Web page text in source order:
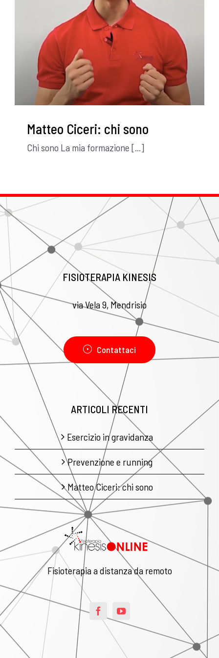
Matteo Ciceri: chi sono
Chi sono La mia formazione [...]
FISIOTERAPIA KINESIS
via Vela 9, Mendrisio
Contattaci
ARTICOLI RECENTI
Esercizio in gravidanza
Prevenzione e running
Matteo Ciceri: chi sono
Fisioterapia a distanza da remoto